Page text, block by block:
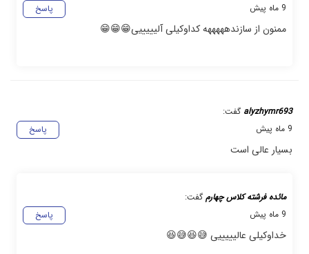
پاسخ
9 ماه پیش
ممنون از سازندهههههه کداوکیلی آلیییییی😁😁😁
alyzhymr693 گفت:
پاسخ
9 ماه پیش
بسیار عالی است
مائده فرشته کلاس چهارم گفت:
پاسخ
9 ماه پیش
خداوکیلی عالیییییی 😅😆😅😆